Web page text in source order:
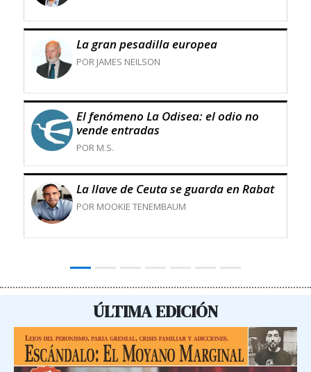
La gran pesadilla europea
POR JAMES NEILSON
El fenómeno La Odisea: el odio no
vende entradas
POR M.S.
La llave de Ceuta se guarda en Rabat
POR MOOKIE TENEMBAUM
ÚLTIMA EDICIÓN